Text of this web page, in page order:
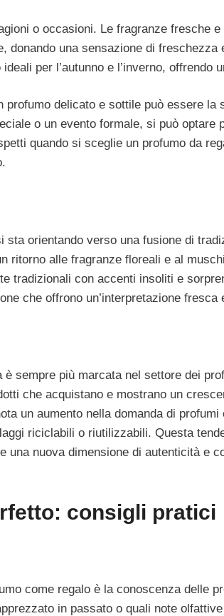
o occasioni. Le fragranze fresche
donando una sensazione di
per l’autunno e l’inverno, offrendo
profumo delicato e sottile può essere
o un evento formale, si può optare
quando si sceglie un profumo da
sta orientando verso una fusione di
ritorno alle fragranze floreali e al
tradizionali con accenti insoliti e
che offrono un’interpretazione
sempre più marcata nel settore dei
che acquistano e mostrano un
un aumento nella domanda di
riciclabili o riutilizzabili. Questa
una nuova dimensione di autenticità e
consigli pratici
come regalo è la conoscenza delle
in passato o quali note